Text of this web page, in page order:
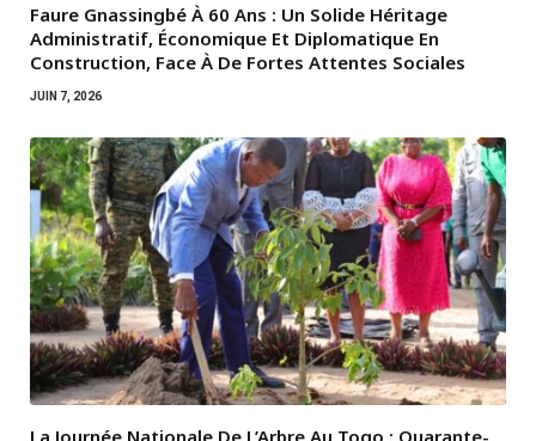
Faure Gnassingbé À 60 Ans : Un Solide Héritage
Administratif, Économique Et Diplomatique En
Construction, Face À De Fortes Attentes Sociales
JUIN 7, 2026
La Journée Nationale De L’Arbre Au Togo : Quarante-